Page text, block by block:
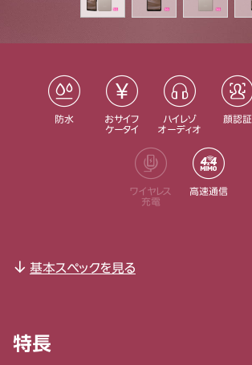
防水
おサイフ
ケータイ
ハイレゾ
オーディオ
顔認証
ワイヤレス
充電
高速通信
基本スペックを見る
特長